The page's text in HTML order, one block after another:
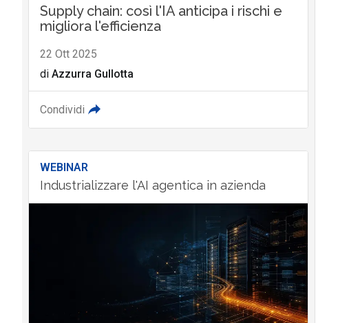
Supply chain: così l'IA anticipa i rischi e
migliora l'efficienza
22 Ott 2025
di Azzurra Gullotta
Condividi
WEBINAR
Industrializzare l'AI agentica in azienda